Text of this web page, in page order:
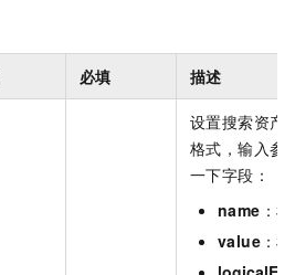
必填 描述
设置搜索资产
格式，输入参
一下字段：
name ：
value ：